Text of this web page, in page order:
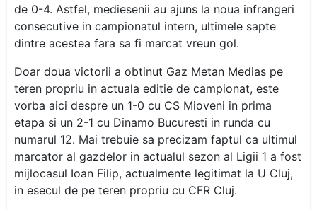
de 0-4. Astfel, mediesenii au ajuns la noua infrangeri
consecutive in campionatul intern, ultimele sapte
dintre acestea fara sa fi marcat vreun gol.
Doar doua victorii a obtinut Gaz Metan Medias pe
teren propriu in actuala editie de campionat, este
vorba aici despre un 1-0 cu CS Mioveni in prima
etapa si un 2-1 cu Dinamo Bucuresti in runda cu
numarul 12. Mai trebuie sa precizam faptul ca ultimul
marcator al gazdelor in actualul sezon al Ligii 1 a fost
mijlocasul Ioan Filip, actualmente legitimat la U Cluj,
in esecul de pe teren propriu cu CFR Cluj.